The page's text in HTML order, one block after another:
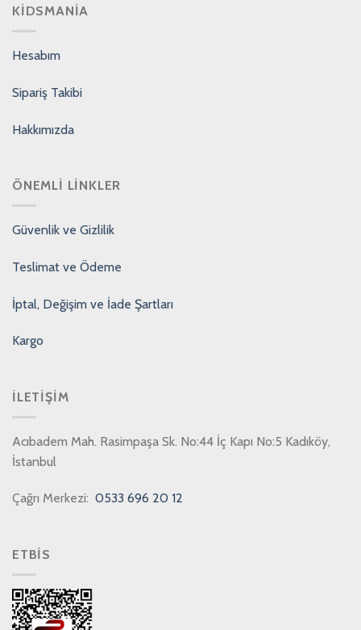
KIDSMANIA
Hesabım
Sipariş Takibi
Hakkımızda
ÖNEMLI LINKLER
Güvenlik ve Gizlilik
Teslimat ve Ödeme
İptal, Değişim ve İade Şartları
Kargo
İLETIŞIM
Acıbadem Mah. Rasimpaşa Sk. No:44 İç Kapı No:5 Kadıköy,
İstanbul
Çağrı Merkezi: 0533 696 20 12
ETBİS